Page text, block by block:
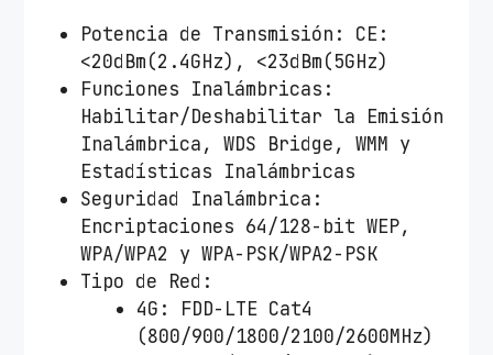
Potencia de Transmisión: CE:
<20dBm(2.4GHz), <23dBm(5GHz)
Funciones Inalámbricas:
Habilitar/Deshabilitar la Emisión
Inalámbrica, WDS Bridge, WMM y
Estadísticas Inalámbricas
Seguridad Inalámbrica:
Encriptaciones 64/128-bit WEP,
WPA/WPA2 y WPA-PSK/WPA2-PSK
Tipo de Red:
4G: FDD-LTE Cat4
(800/900/1800/2100/2600MHz)